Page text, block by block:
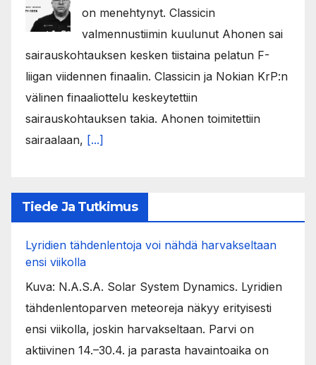
on menehtynyt. Classicin
valmennustiimin kuulunut Ahonen sai
sairauskohtauksen kesken tiistaina pelatun F-
liigan viidennen finaalin. Classicin ja Nokian KrP:n
välinen finaaliottelu keskeytettiin
sairauskohtauksen takia. Ahonen toimitettiin
sairaalaan, [...]
Tiede Ja Tutkimus
Lyridien tähdenlentoja voi nähdä harvakseltaan
ensi viikolla
Kuva: N.A.S.A. Solar System Dynamics. Lyridien
tähdenlentoparven meteoreja näkyy erityisesti
ensi viikolla, joskin harvakseltaan. Parvi on
aktiivinen 14.–30.4. ja parasta havaintoaika on